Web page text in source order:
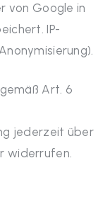
von Google in
IP-
Art. 6
jederzeit über
widerrufen.